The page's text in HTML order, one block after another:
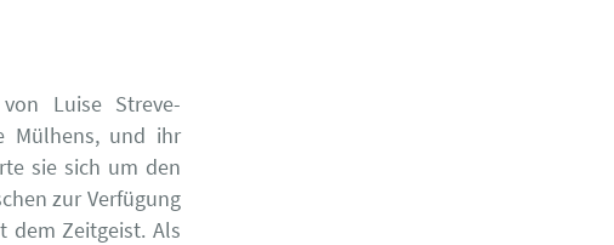
Luise Streve-
Mülhens, und ihr
sie sich um den
zur Verfügung
dem Zeitgeist. Als